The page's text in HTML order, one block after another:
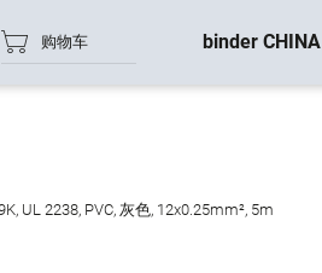
购物车 binder CHINA
UL 2238, PVC, 灰色, 12x0.25mm², 5m